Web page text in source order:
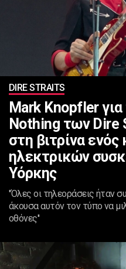
DIRE STRAITS
Mark Knopfler
Nothing των Dire
στη βιτρίνα
ηλεκτρικών
Υόρκης
''Όλες οι τηλεοράσεις ήταν
άκουσα αυτόν τον τύπο να
οθόνες''